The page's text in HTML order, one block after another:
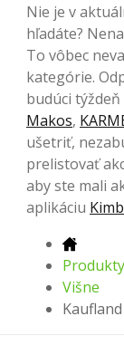
Nie je v
hľadáte?
To vôbec
kategórie.
budúci
Makos,
ušetriť,
prelistovať
aby ste mali
aplikáciu
Produkty
Višne